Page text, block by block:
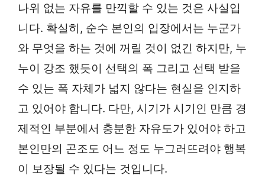
나위 없는 자유를 만끽할 수 있는 것은 사실입
니다. 확실히, 순수 본인의 입장에서는 누군가
와 무엇을 하는 것에 꺼릴 것이 없긴 하지만, 누
누이 강조 했듯이 선택의 폭 그리고 선택 받을
수 있는 폭 자체가 넓지 않다는 현실을 인지하
고 있어야 합니다. 다만, 시기가 시기인 만큼 경
제적인 부분에서 충분한 자유도가 있어야 하고
본인만의 곤조도 어느 정도 누그러뜨려야 행복
이 보장될 수 있다는 것입니다.